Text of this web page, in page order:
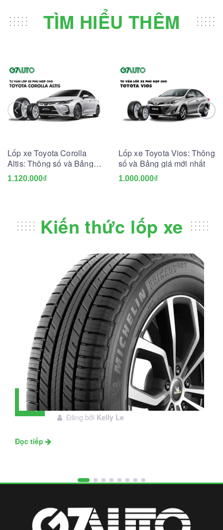
TÌM HIỂU THÊM
Lốp xe Toyota Corolla
Altis: Thông số và Bảng
giá mới nhất
1.120.000₫
Lốp xe Toyota Vios: Thông
số và Bảng giá mới nhất
1.000.000₫
Kiến thức lốp xe
28
Tháng
Đánh giá lốp Michelin Primacy SUV:
Đáng đầu tư không?
Đăng bởi Kelly Le
Đọc tiếp